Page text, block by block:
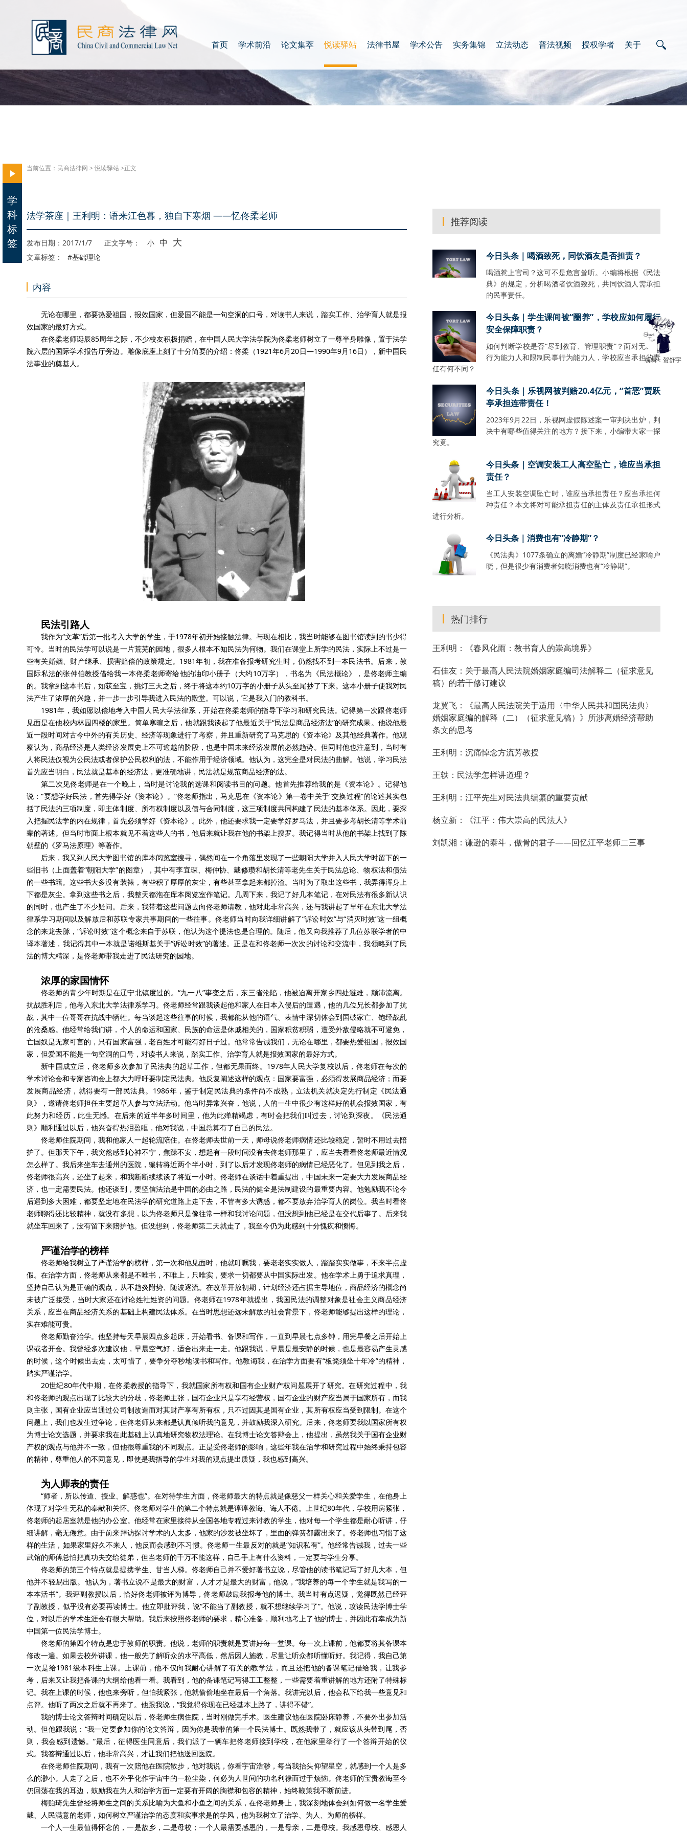
首页 学术前沿 论文集萃 悦读驿站 法律书屋 学术公告 实务集锦 立法动态 普法视频 授权学者 关于
当前位置： 民商法律网 > 悦读驿站>正文
法学茶座｜王利明：语来江色暮，独自下寒烟 ——忆佟柔老师
发布日期：2017/1/7 正文字号： 小 中 大
文章标签： #基础理论
内容
无论在哪里，都要热爱祖国，报效国家，但爱国不能是一句空洞的口号，对读书人来说，踏实工作、治学育人就是报
效国家的最好方式。
在佟柔老师诞辰85周年之际，不少校友积极捐赠，在中国人民大学法学院为佟柔老师树立了一尊半身雕像，置于法学
院六层的国际学术报告厅旁边。雕像底座上刻了十分简要的介绍：佟柔（1921年6月20日—1990年9月16日），新中国民
法事业的奠基人。
民法引路人
我作为“文革”后第一批考入大学的学生，于1978年初开始接触法律。与现在相比，我当时能够在图书馆读到的书少得
可怜。当时的民法学可以说是一片荒芜的园地，很多人根本不知民法为何物。我们在课堂上所学的民法，实际上不过是一
些有关婚姻、财产继承、损害赔偿的政策规定。1981年初，我在准备报考研究生时，仍然找不到一本民法书。后来，教
国际私法的张仲伯教授借给我一本佟柔老师寄给他的油印小册子（大约10万字），书名为《民法概论》，是佟老师主编
的。我拿到这本书后，如获至宝，挑灯三天之后，终于将这本约10万字的小册子从头至尾抄了下来。这本小册子使我对民
法产生了浓厚的兴趣，并一步一步引导我进入民法的殿堂。可以说，它是我入门的教科书。
1981年，我如愿以偿地考入中国人民大学法律系，开始在佟柔老师的指导下学习和研究民法。记得第一次跟佟老师
见面是在他校内林园四楼的家里。简单寒暄之后，他就跟我谈起了他最近关于“民法是商品经济法”的研究成果。他说他最
近一段时间对古今中外的有关历史、经济等现象进行了考察，并且重新研究了马克思的《资本论》及其他经典著作。他观
察认为，商品经济是人类经济发展史上不可逾越的阶段，也是中国未来经济发展的必然趋势。但同时他也注意到，当时有
人将民法仅视为公民法或者保护公民权利的法，不能作用于经济领域。他认为，这完全是对民法的曲解。他说，学习民法
首先应当明白，民法就是基本的经济法，更准确地讲，民法就是规范商品经济的法。
第二次见佟老师是在一个晚上，当时是讨论我的选课和阅读书目的问题。他首先推荐给我的是《资本论》。记得他
说：“要想学好民法，首先得学好《资本论》。”佟老师指出，马克思在《资本论》第一卷中关于“交换过程”的论述其实包
括了民法的三项制度，即主体制度、所有权制度以及债与合同制度，这三项制度共同构建了民法的基本体系。因此，要深
入把握民法学的内在规律，首先必须学好《资本论》。此外，他还要求我一定要学好罗马法，并且要参考胡长清等学术前
辈的著述。但当时市面上根本就见不着这些人的书，他后来就让我在他的书架上搜罗。我记得当时从他的书架上找到了陈
朝壁的《罗马法原理》等著作。
后来，我又到人民大学图书馆的库本阅览室搜寻，偶然间在一个角落里发现了一些朝阳大学并入人民大学时留下的一
些旧书（上面盖着“朝阳大学”的图章），其中有李宜琛、梅仲协、戴修瓒和胡长清等老先生关于民法总论、物权法和债法
的一些书籍。这些书大多没有装裱，有些积了厚厚的灰尘，有些甚至拿起来都掉渣。当时为了取出这些书，我弄得浑身上
下都是灰尘。拿到这些书之后，我整天都泡在库本阅览室作笔记。几周下来，我记了好几本笔记，在对民法有很多新认识
的同时，也产生了不少疑问。后来，我带着这些问题去向佟老师请教，他对此非常高兴，还与我讲起了早年在东北大学法
律系学习期间以及解放后和苏联专家共事期间的一些往事。佟老师当时向我详细讲解了“诉讼时效”与“消灭时效”这一组概
念的来龙去脉，“诉讼时效”这个概念来自于苏联，他认为这个提法也是合理的。随后，他又向我推荐了几位苏联学者的中
译本著述，我记得其中一本就是诺维斯基关于“诉讼时效”的著述。正是在和佟老师一次次的讨论和交流中，我领略到了民
法的博大精深，是佟老师带我走进了民法研究的园地。
浓厚的家国情怀
佟老师的青少年时期是在辽宁北镇度过的。“九一八”事变之后，东三省沦陷，他被迫离开家乡四处避难，颠沛流离。
抗战胜利后，他考入东北大学法律系学习。佟老师经常跟我谈起他和家人在日本入侵后的遭遇，他的几位兄长都参加了抗
战，其中一位哥哥在抗战中牺牲。每当谈起这些往事的时候，我都能从他的语气、表情中深切体会到国破家亡、饱经战乱
的沧桑感。他经常给我们讲，个人的命运和国家、民族的命运是休戚相关的，国家积贫积弱，遭受外敌侵略就不可避免，
亡国奴是无家可言的，只有国家富强，老百姓才可能有好日子过。他常常告诫我们，无论在哪里，都要热爱祖国，报效国
家，但爱国不能是一句空洞的口号，对读书人来说，踏实工作、治学育人就是报效国家的最好方式。
新中国成立后，佟老师多次参加了民法典的起草工作，但都无果而终。1978年人民大学复校以后，佟老师在每次的
学术讨论会和专家咨询会上都大力呼吁要制定民法典。他反复阐述这样的观点：国家要富强，必须得发展商品经济；而要
发展商品经济，就得要有一部民法典。1986年，鉴于制定民法典的条件尚不成熟，立法机关就决定先行制定《民法通
则》，邀请佟老师担任主要起草人参与立法活动。他当时异常兴奋，他说，人的一生中很少有这样好的机会报效国家，有
此努力和经历，此生无憾。在后来的近半年多时间里，他为此殚精竭虑，有时会把我们叫过去，讨论到深夜。《民法通
则》顺利通过以后，他兴奋得热泪盈眶，他对我说，中国总算有了自己的民法。
佟老师住院期间，我和他家人一起轮流陪住。在佟老师去世前一天，师母说佟老师病情还比较稳定，暂时不用过去陪
护了。但那天下午，我突然感到心神不宁，焦躁不安，想起有一段时间没有去佟老师那里了，应当去看看佟老师最近情况
怎么样了。我后来坐车去通州的医院，辗转将近两个半小时，到了以后才发现佟老师的病情已经恶化了。但见到我之后，
佟老师很高兴，还坐了起来，和我断断续续谈了将近一小时。佟老师在谈话中着重提出，中国未来一定要大力发展商品经
济，也一定需要民法。他还谈到，要坚信法治是中国的必由之路，民法的健全是法制建设的最重要内容。他勉励我不论今
后遇到多大困难，都要坚定地在民法学的研究道路上走下去，不管有多大诱惑，都不要放弃治学育人的岗位。我当时看佟
老师聊得还比较精神，就没有多想，以为佟老师只是像往常一样和我讨论问题，但没想到他已经是在交代后事了。后来我
就坐车回来了，没有留下来陪护他。但没想到，佟老师第二天就走了，我至今仍为此感到十分愧疚和懊悔。
严谨治学的榜样
佟老师给我树立了严谨治学的榜样，第一次和他见面时，他就叮嘱我，要老老实实做人，踏踏实实做事，不来半点虚
假。在治学方面，佟老师从来都是不唯书，不唯上，只唯实，要求一切都要从中国实际出发。他在学术上勇于追求真理，
坚持自己认为是正确的观点，从不趋炎附势、随波逐流。在改革开放初期，计划经济还占据主导地位，商品经济的概念尚
未被广泛接受，当时大家还在讨论姓社姓资的问题。佟老师在1978年就提出，我国民法的调整对象是社会主义商品经济
关系，应当在商品经济关系的基础上构建民法体系。在当时思想还远未解放的社会背景下，佟老师能够提出这样的理论，
实在难能可贵。
佟老师勤奋治学。他坚持每天早晨四点多起床，开始看书、备课和写作，一直到早晨七点多钟，用完早餐之后开始上
课或者开会。我曾经多次建议他，早晨空气好，适合出来走一走。他跟我说，早晨是最安静的时候，也是最容易产生灵感
的时候，这个时候出去走，太可惜了，要争分夺秒地读书和写作。他教诲我，在治学方面要有“板凳须坐十年冷”的精神，
踏实严谨治学。
20世纪80年代中期，在佟柔教授的指导下，我就国家所有权和国有企业财产权问题展开了研究。在研究过程中，我
和佟老师的观点出现了比较大的分歧，佟老师主张，国有企业只是享有经营权，国有企业的财产应当属于国家所有，而我
则主张，国有企业应当通过公司制改造而对其财产享有所有权，只不过因其是国有企业，其所有权应当受到限制。在这个
问题上，我们也发生过争论，但佟老师从来都是认真倾听我的意见，并鼓励我深入研究。后来，佟老师要我以国家所有权
为博士论文选题，并要求我在此基础上认真地研究物权法理论。在我博士论文答辩会上，他提出，虽然我关于国有企业财
产权的观点与他并不一致，但他很尊重我的不同观点。正是受佟老师的影响，这些年我在治学和研究过程中始终秉持包容
的精神，尊重他人的不同意见，即使是我指导的学生对我的观点提出质疑，我也感到高兴。
为人师表的责任
“师者，所以传道、授业、解惑也”。在对待学生方面，佟老师最大的特点就是像慈父一样关心和关爱学生，在他身上
体现了对学生无私的奉献和关怀。佟老师对学生的第二个特点就是谆谆教诲、诲人不倦。上世纪80年代，学校用房紧张，
佟老师的起居室就是他的办公室。他经常在家里接待从全国各地专程过来讨教的学生，他对每一个学生都是耐心听讲，仔
细讲解，毫无倦意。由于前来拜访探讨学术的人太多，他家的沙发被坐坏了，里面的弹簧都露出来了。佟老师也习惯了这
样的生活，如果家里好久不来人，他反而会感到不习惯。佟老师一生最反对的就是“知识私有”。他经常告诫我，过去一些
武馆的师傅总怕把真功夫交给徒弟，但当老师的千万不能这样，自己手上有什么资料，一定要与学生分享。
佟老师的第三个特点就是提携学生、甘当人梯。佟老师自己并不爱好著书立说，尽管他的读书笔记写了好几大本，但
他并不轻易出版。他认为，著书立说不是最大的财富，人才才是最大的财富，他说，“我培养的每一个学生就是我写的一
本本活书”。我评副教授以后，恰好佟老师被评为博导，佟老师鼓励我报考他的博士。我当时有点迟疑，觉得既然已经评
了副教授，似乎没有必要再读博士。他立即批评我，说“不能当了副教授，就不想继续学习了”。他说，攻读民法学博士学
位，对以后的学术生涯会有很大帮助。我后来按照佟老师的要求，精心准备，顺利地考上了他的博士，并因此有幸成为新
中国第一位民法学博士。
佟老师的第四个特点是忠于教师的职责。他说，老师的职责就是要讲好每一堂课。每一次上课前，他都要将其备课本
修改一遍。如果去校外讲课，他一般先了解听众的水平高低，然后因人施教，尽量让听众都听懂听好。我记得，我自己第
一次是给1981级本科生上课。上课前，他不仅向我耐心讲解了有关的教学法，而且还把他的备课笔记借给我，让我参
考，后来又让我把备课的大纲给他看一看。我看到，他的备课笔记写得工工整整，一些需要着重讲解的地方还附了特殊标
记。我在上课的时候，他也来旁听，但怕我紧张，他就偷偷地坐在最后一个角落。我讲完以后，他会私下给我一些意见和
点评。他听了两次之后就不再来了。他跟我说，“我觉得你现在已经基本上路了，讲得不错”。
我的博士论文答辩时间确定以后，佟老师生病住院，当时刚做完手术。医生建议他在医院卧床静养，不要外出参加活
动。但他跟我说：“我一定要参加你的论文答辩，因为你是我带的第一个民法博士。既然我带了，就应该从头带到尾，否
则，我会感到遗憾。”最后，征得医生同意后，我们派了一辆车把佟老师接到学校，在他家里举行了一个答辩开始的仪
式。我答辩通过以后，他非常高兴，才让我们把他送回医院。
在佟老师住院期间，我有一次陪他在医院散步，他对我说，你看宇宙浩渺，每当我抬头仰望星空，就感到一个人是多
么的渺小。人走了之后，也不外乎化作宇宙中的一粒尘染，何必为人世间的功名利禄而过于烦恼。佟老师的宝贵教诲至今
仍回荡在我的耳边，鼓励我在为人和治学方面一定要有开阔的胸襟和包容的精神，始终鞭策我不断前进。
梅贻琦先生曾经将师生之间的关系比喻为大鱼和小鱼之间的关系，在佟老师身上，我深刻地体会到如何做一名学生爱
戴、人民满意的老师，如何树立严谨治学的态度和实事求是的学风，他为我树立了治学、为人、为师的榜样。
一个人一生最值得怀念的，一是故乡，二是母校；一个人最需要感恩的，一是母亲，二是母校。我感恩母校、感恩人
推荐阅读
今日头条｜喝酒致死，同饮酒友是否担责？
喝酒惹上官司？这可不是危言耸听。小编将根据《民法
典》的规定，分析喝酒者饮酒致死，共同饮酒人需承担
的民事责任。
今日头条｜学生课间被“圈养”，学校应如何履行
安全保障职责？
如何判断学校是否“尽到教育、管理职责”？面对无民事
行为能力人和限制民事行为能力人，学校应当承担的责
任有何不同？
今日头条｜乐视网被判赔20.4亿元，“首恶”贾跃
亭承担连带责任！
2023年9月22日，乐视网虚假陈述案一审判决出炉，判
决中有哪些值得关注的地方？接下来，小编带大家一探
究竟。
今日头条｜空调安装工人高空坠亡，谁应当承担
责任？
当工人安装空调坠亡时，谁应当承担责任？应当承担何
种责任？本文将对可能承担责任的主体及责任承担形式
进行分析。
今日头条｜消费也有“冷静期”？
《民法典》1077条确立的离婚“冷静期”制度已经家喻户
晓，但是很少有消费者知晓消费也有“冷静期”。
热门排行
王利明：《春风化雨：教书育人的崇高境界》
石佳友：关于最高人民法院婚姻家庭编司法解释二（征求意见
稿）的若干修订建议
龙翼飞：《最高人民法院关于适用〈中华人民共和国民法典〉
婚姻家庭编的解释（二）（征求意见稿）》所涉离婚经济帮助
条文的思考
王利明：沉痛悼念方流芳教授
王轶：民法学怎样讲道理？
王利明：江平先生对民法典编纂的重要贡献
杨立新：《江平：伟大崇高的民法人》
刘凯湘：谦逊的泰斗，傲骨的君子——回忆江平老师二三事
编辑：贺舒宇
学
科
标
签